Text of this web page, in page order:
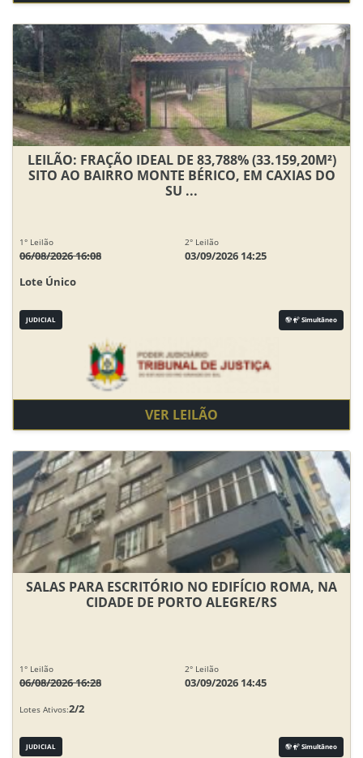
LEILÃO: FRAÇÃO IDEAL DE 83,788% (33.159,20M²)
SITO AO BAIRRO MONTE BÉRICO, EM CAXIAS DO
SU ...
1° Leilão
06/08/2026 16:08
2° Leilão
03/09/2026 14:25
Lote Único
JUDICIAL Simultâneo
VER LEILÃO
SALAS PARA ESCRITÓRIO NO EDIFÍCIO ROMA, NA
CIDADE DE PORTO ALEGRE/RS
1° Leilão
06/08/2026 16:28
2° Leilão
03/09/2026 14:45
Lotes Ativos:2/2
JUDICIAL Simultâneo